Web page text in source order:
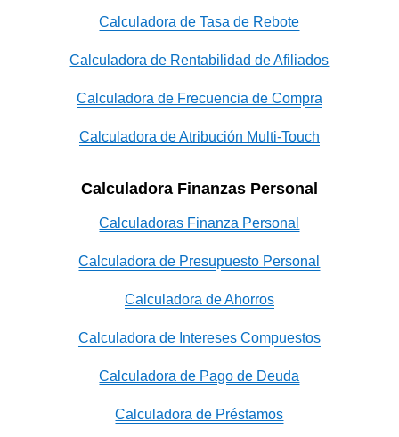
Calculadora de Tasa de Rebote
Calculadora de Rentabilidad de Afiliados
Calculadora de Frecuencia de Compra
Calculadora de Atribución Multi-Touch
Calculadora Finanzas Personal
Calculadoras Finanza Personal
Calculadora de Presupuesto Personal
Calculadora de Ahorros
Calculadora de Intereses Compuestos
Calculadora de Pago de Deuda
Calculadora de Préstamos